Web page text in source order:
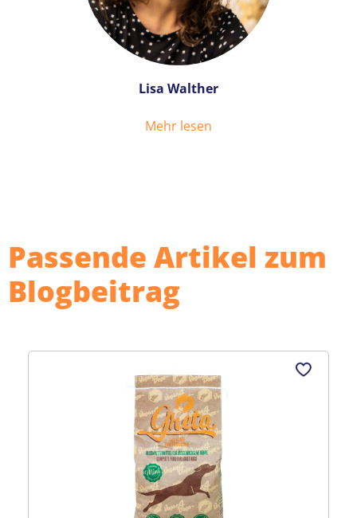
Lisa Walther
Mehr lesen
Passende Artikel zum
Blogbeitrag